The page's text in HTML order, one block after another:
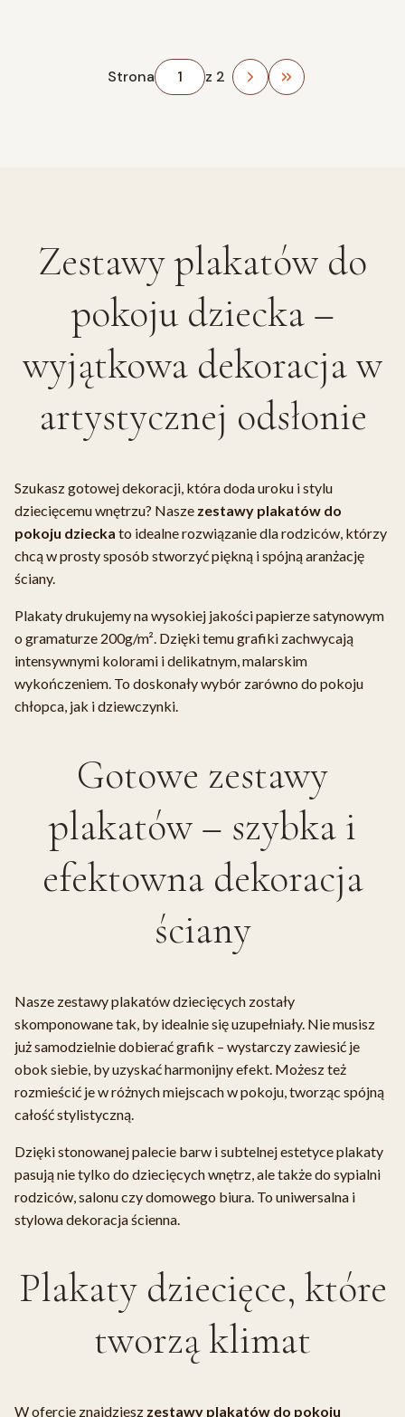
Strona z 2 Przejdź do
Zestawy plakatów do
pokoju dziecka –
wyjątkowa dekoracja w
artystycznej odsłonie
Szukasz gotowej dekoracji, która doda uroku i stylu
dziecięcemu wnętrzu? Nasze zestawy plakatów do
pokoju dziecka to idealne rozwiązanie dla rodziców, którzy
chcą w prosty sposób stworzyć piękną i spójną aranżację
ściany.
Plakaty drukujemy na wysokiej jakości papierze satynowym
o gramaturze 200g/m². Dzięki temu grafiki zachwycają
intensywnymi kolorami i delikatnym, malarskim
wykończeniem. To doskonały wybór zarówno do pokoju
chłopca, jak i dziewczynki.
Gotowe zestawy
plakatów – szybka i
efektowna dekoracja
ściany
Nasze zestawy plakatów dziecięcych zostały
skomponowane tak, by idealnie się uzupełniały. Nie musisz
już samodzielnie dobierać grafik – wystarczy zawiesić je
obok siebie, by uzyskać harmonijny efekt. Możesz też
rozmieścić je w różnych miejscach w pokoju, tworząc spójną
całość stylistyczną.
Dzięki stonowanej palecie barw i subtelnej estetyce plakaty
pasują nie tylko do dziecięcych wnętrz, ale także do sypialni
rodziców, salonu czy domowego biura. To uniwersalna i
stylowa dekoracja ścienna.
Plakaty dziecięce, które
tworzą klimat
W ofercie znajdziesz zestawy plakatów do pokoju